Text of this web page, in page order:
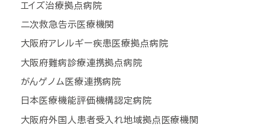
エイズ治療拠点病院
二次救急告示医療機関
大阪府アレルギー疾患医療拠点病院
大阪府難病診療連携拠点病院
がんゲノム医療連携病院
日本医療機能評価機構認定病院
大阪府外国人患者受入れ地域拠点医療機関